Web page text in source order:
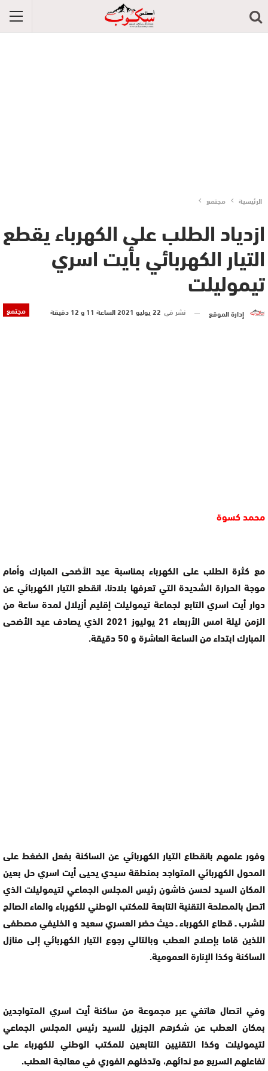
الرئيسية مجتمع
ازدياد الطلب على الكهرباء يقطع
التيار الكهربائي بأيت اسري
تيموليلت
مجتمع إدارة الموقع نشر في 22 يوليو 2021 الساعة 11 و 12 دقيقة
محمد كسوة
مع كثرة الطلب على الكهرباء بمناسبة عيد الأضحى المبارك وأمام
موجة الحرارة الشديدة التي تعرفها بلادنا، انقطع التيار الكهربائي عن
دوار أيت اسري التابع لجماعة تيموليلت إقليم أزيلال لمدة ساعة من
الزمن ليلة امس الأربعاء 21 يوليوز 2021 الذي يصادف عيد الأضحى
المبارك ابتداء من الساعة العاشرة و 50 دقيقة.
وفور علمهم بانقطاع التيار الكهربائي عن الساكنة بفعل الضغط على
المحول الكهربائي المتواجد بمنطقة سيدي يحيى أيت اسري حل بعين
المكان السيد لحسن خاشون رئيس المجلس الجماعي لتيموليلت الذي
اتصل بالمصلحة التقنية التابعة للمكتب الوطني للكهرباء والماء الصالح
للشرب ـ قطاع الكهرباء ـ حيث حضر العسري سعيد و الخليفي مصطفى
اللذين قاما بإصلاح العطب وبالتالي رجوع التيار الكهربائي إلى منازل
الساكنة وكذا الإنارة العمومية.
وفي اتصال هاتفي عبر مجموعة من ساكنة أيت اسري المتواجدين
بمكان العطب عن شكرهم الجزيل للسيد رئيس المجلس الجماعي
لتيموليلت وكذا التقنيين التابعين للمكتب الوطني للكهرباء على
تفاعلهم السريع مع ندائهم، وتدخلهم الفوري في معالجة العطب.